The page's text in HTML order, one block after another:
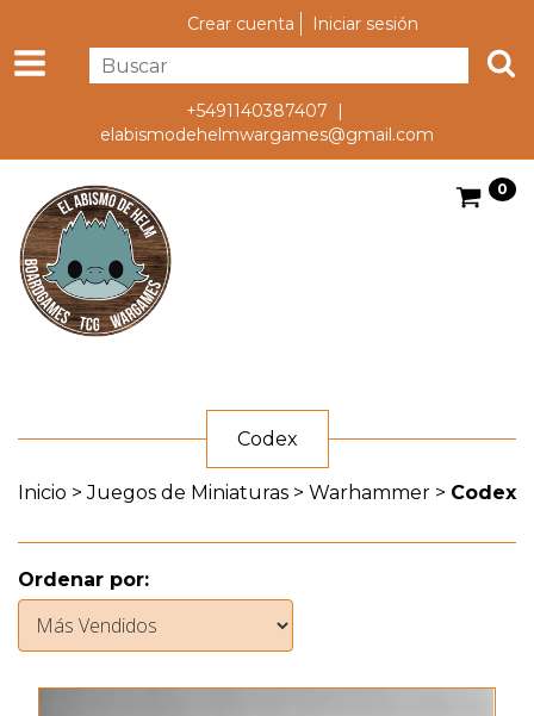
Crear cuenta Iniciar sesión
+5491140387407 |
elabismodehelmwargames@gmail.com
0
Codex
Inicio > Juegos de Miniaturas > Warhammer > Codex
Ordenar por: